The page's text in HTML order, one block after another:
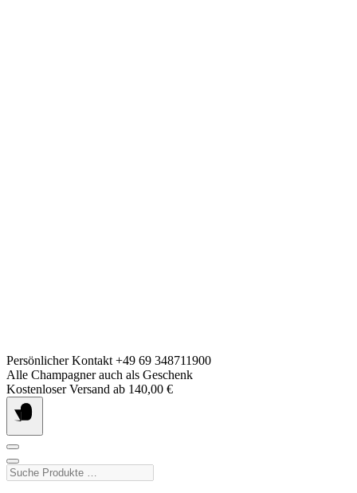
Springe
zum
Inhalt
Persönlicher Kontakt +49 69 348711900
Alle Champagner auch als Geschenk
Kostenloser Versand ab 140,00 €
Suche
Produkte